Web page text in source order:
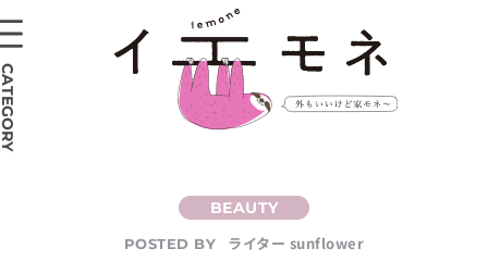
POSTED BY
ライター sunflower